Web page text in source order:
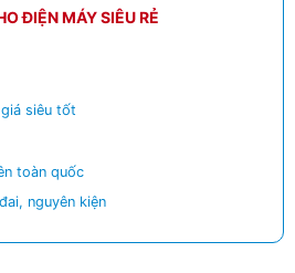
ĐIỆN MÁY SIÊU RẺ
siêu tốt
toàn quốc
nguyên kiện